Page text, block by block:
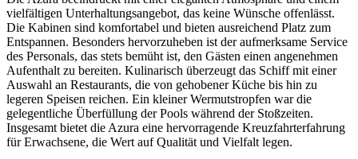
vielfältigen Unterhaltungsangebot, das keine Wünsche offenlässt.
Die Kabinen sind komfortabel und bieten ausreichend Platz zum
Entspannen. Besonders hervorzuheben ist der aufmerksame Service
des Personals, das stets bemüht ist, den Gästen einen angenehmen
Aufenthalt zu bereiten. Kulinarisch überzeugt das Schiff mit einer
Auswahl an Restaurants, die von gehobener Küche bis hin zu
legeren Speisen reichen. Ein kleiner Wermutstropfen war die
gelegentliche Überfüllung der Pools während der Stoßzeiten.
Insgesamt bietet die Azura eine hervorragende Kreuzfahrterfahrung
für Erwachsene, die Wert auf Qualität und Vielfalt legen.